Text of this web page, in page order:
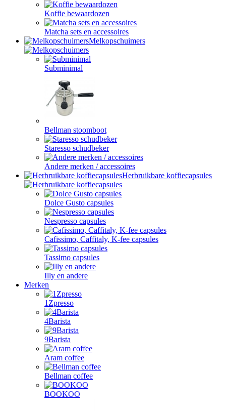
Koffie bewaardozen
Matcha sets en accessoires
Melkopschuimers
Subminimal
Bellman stoomboot
Staresso schudbeker
Andere merken / accessoires
Herbruikbare koffiecapsules
Dolce Gusto capsules
Nespresso capsules
Cafissimo, Caffitaly, K-fee capsules
Tassimo capsules
Illy en andere
Merken
1Zpresso
4Barista
9Barista
Aram coffee
Bellman coffee
BOOKOO